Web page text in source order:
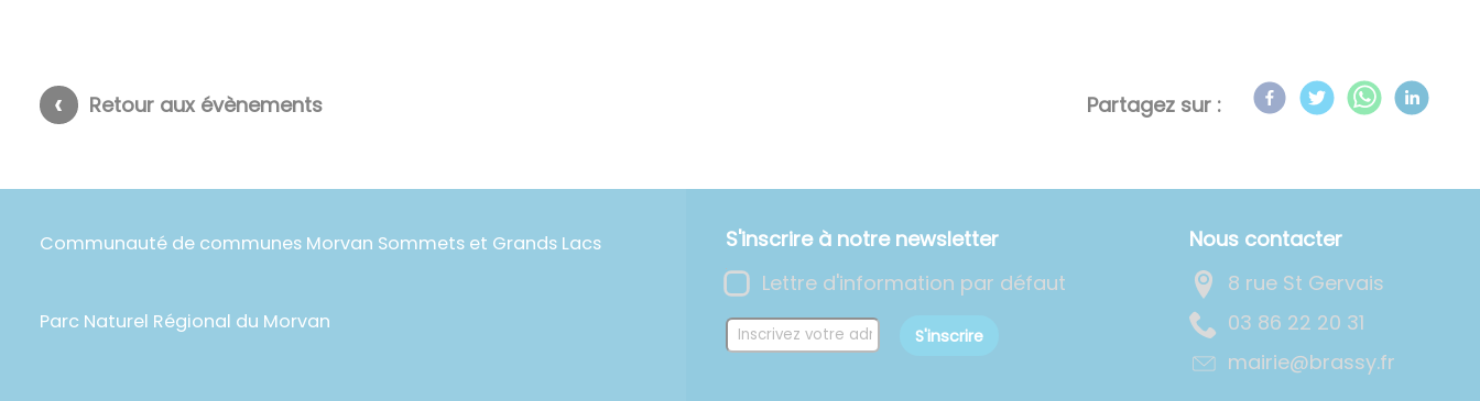
Retour aux évènements Partagez sur :
Communauté de communes Morvan Sommets et Grands Lacs
Parc Naturel Régional du Morvan
S'inscrire à notre newsletter
Lettre d'information par défaut
S'inscrire
Nous contacter
8 rue St Gervais
13 02 22 68 30
rf.yssarb@eiriam